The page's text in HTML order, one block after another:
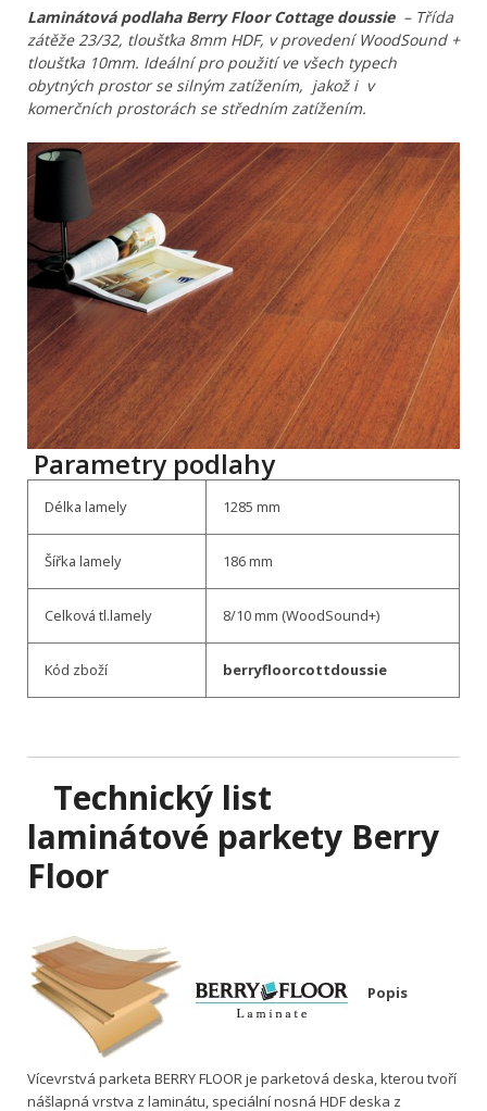
Laminátová podlaha Berry Floor Cottage doussie – Třída
zátěže 23/32, tloušťka 8mm HDF, v provedení WoodSound +
tloušťka 10mm. Ideální pro použití ve všech typech
obytných prostor se silným zatížením, jakož i v
komerčních prostorách se středním zatížením.
Parametry podlahy
Délka lamely 1285 mm
Šířka lamely 186 mm
Celková tl.lamely 8/10 mm (WoodSound+)
Kód zboží berryfloorcottdoussie
Technický list
laminátové parkety Berry
Floor
Popis
Vícevrstvá parketa BERRY FLOOR je parketová deska, kterou tvoří
nášlapná vrstva z laminátu, speciální nosná HDF deska z